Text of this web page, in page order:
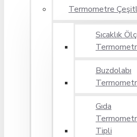
Termometre
Sıcaklık
Buzdolabı
Gıda
Tipli